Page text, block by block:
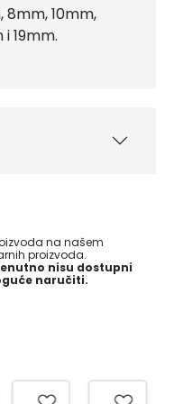
10mm,
i 19mm.
na našem
proizvoda.
nisu dostupni
naručiti.